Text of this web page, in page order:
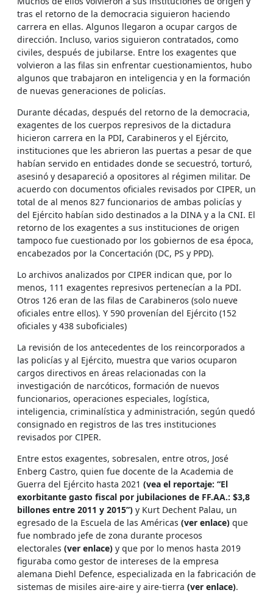
tras el retorno de la democracia siguieron haciendo
carrera en ellas. Algunos llegaron a ocupar cargos de
dirección. Incluso, varios siguieron contratados, como
civiles, después de jubilarse. Entre los exagentes que
volvieron a las filas sin enfrentar cuestionamientos, hubo
algunos que trabajaron en inteligencia y en la formación
de nuevas generaciones de policías.
Durante décadas, después del retorno de la democracia,
exagentes de los cuerpos represivos de la dictadura
hicieron carrera en la PDI, Carabineros y el Ejército,
instituciones que les abrieron las puertas a pesar de que
habían servido en entidades donde se secuestró, torturó,
asesinó y desapareció a opositores al régimen militar. De
acuerdo con documentos oficiales revisados por CIPER, un
total de al menos 827 funcionarios de ambas policías y
del Ejército habían sido destinados a la DINA y a la CNI. El
retorno de los exagentes a sus instituciones de origen
tampoco fue cuestionado por los gobiernos de esa época,
encabezados por la Concertación (DC, PS y PPD).
Lo archivos analizados por CIPER indican que, por lo
menos, 111 exagentes represivos pertenecían a la PDI.
Otros 126 eran de las filas de Carabineros (solo nueve
oficiales entre ellos). Y 590 provenían del Ejército (152
oficiales y 438 suboficiales)
La revisión de los antecedentes de los reincorporados a
las policías y al Ejército, muestra que varios ocuparon
cargos directivos en áreas relacionadas con la
investigación de narcóticos, formación de nuevos
funcionarios, operaciones especiales, logística,
inteligencia, criminalística y administración, según quedó
consignado en registros de las tres instituciones
revisados por CIPER.
Entre estos exagentes, sobresalen, entre otros, José
Enberg Castro, quien fue docente de la Academia de
Guerra del Ejército hasta 2021 (vea el reportaje: “El
exorbitante gasto fiscal por jubilaciones de FF.AA.: $3,8
billones entre 2011 y 2015”) y Kurt Dechent Palau, un
egresado de la Escuela de las Américas (ver enlace) que
fue nombrado jefe de zona durante procesos
electorales (ver enlace) y que por lo menos hasta 2019
figuraba como gestor de intereses de la empresa
alemana Diehl Defence, especializada en la fabricación de
sistemas de misiles aire-aire y aire-tierra (ver enlace).